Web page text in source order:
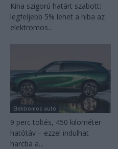
Kína szigorú határt szabott:
legfeljebb 5% lehet a hiba az
elektromos...
Elektromos autó
9 perc töltés, 450 kilométer
hatótáv – ezzel indulhat
harcba a...